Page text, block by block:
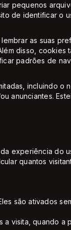
pequenos
de identificar o
as suas
disso, cookies
padrões de
incluindo o
anunciantes.
experiência do
quantos
são ativados
a visita, quando a